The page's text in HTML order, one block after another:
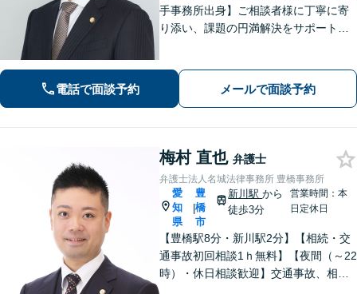
手事務所出身】ご相談者様に丁寧に寄
り添い、課題の円満解決をサポート！
により損害賠償金額大幅アップへ【土
日祝も対応】
電話で面談予約 メールで面談予約
梅村 直也 弁護士
弁護士法人名城法律事務所 豊橋事務所
愛
知
県
|
豊
橋
市
新川駅から
徒歩3分
営業時間：本
日定休日
【豊橋駅8分・新川駅2分】【相続・交
通事故初回相談1ｈ無料】【夜間（～22
時）・休日相談歓迎】交通事故、相